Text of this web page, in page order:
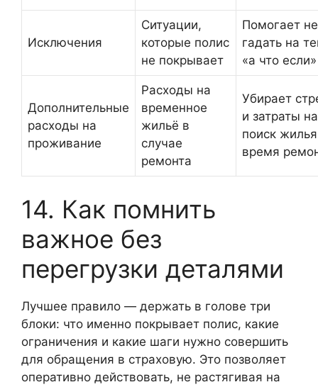
Исключения
Ситуации,
которые полис
не покрывает
Помогает не
гадать на
«а что если»
Дополнительные
расходы на
проживание
Расходы на
временное
жильё в
случае
ремонта
Убирает
и затраты на
поиск
время
14. Как помнить
важное без
перегрузки деталями
Лучшее правило — держать в голове три
блоки: что именно покрывает полис, какие
ограничения и какие шаги нужно совершить
для обращения в страховую. Это позволяет
оперативно действовать, не растягивая на